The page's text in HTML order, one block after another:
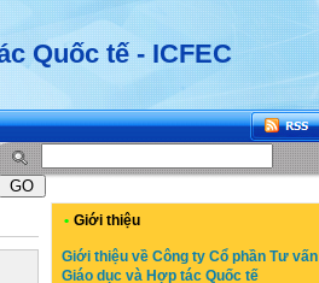
Quốc tế - ICFEC
• Giới thiệu
Giới thiệu về Công ty Cổ phần Tư vấn
Giáo dục và Hợp tác Quốc tế